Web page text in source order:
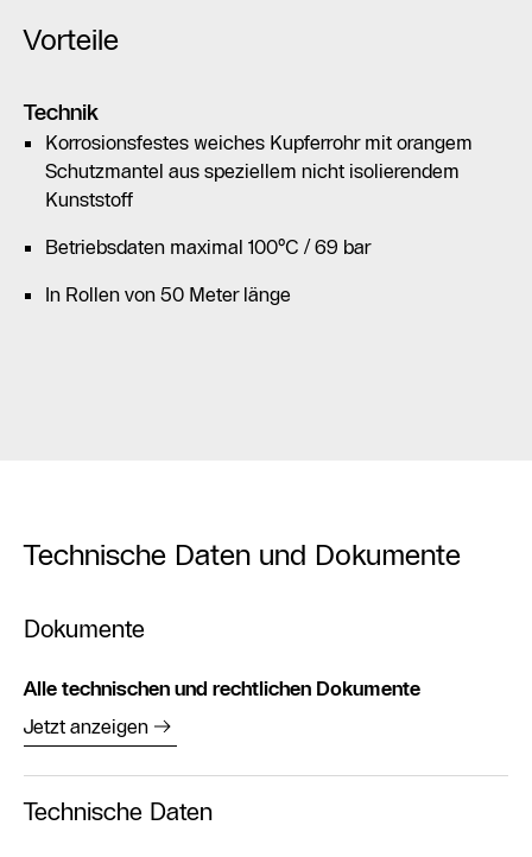
Vorteile
Technik
Korrosionsfestes weiches Kupferrohr mit orangem
Schutzmantel aus speziellem nicht isolierendem
Kunststoff
Betriebsdaten maximal 100°C / 69 bar
In Rollen von 50 Meter länge
Technische Daten und Dokumente
Dokumente
Alle technischen und rechtlichen Dokumente
Jetzt anzeigen
Technische Daten